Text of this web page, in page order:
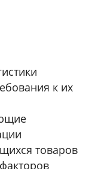
к их
товаров